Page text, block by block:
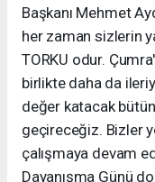
Başkanı Mehmet
her zaman sizlerin
TORKU odur.
birlikte daha da
değer katacak
geçireceğiz. Bizler
çalışmaya devam
Dayanışma Günü